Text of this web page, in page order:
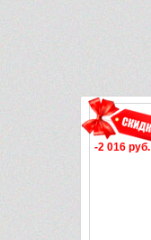
-2 016 руб.